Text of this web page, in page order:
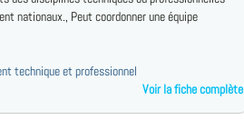
nationaux., Peut coordonner une équipe
technique et professionnel
Voir la fiche complète